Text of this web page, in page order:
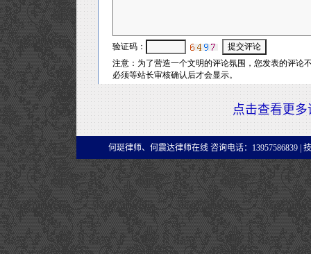
点击查看更多
何珽律师、何震达律师在线 咨询电话：13957586839 |